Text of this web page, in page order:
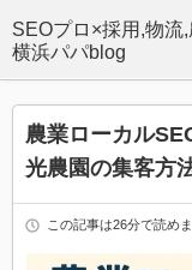
SEOプロ×採用,物流,
横浜パパblog
農業ローカル
光農園の集客方
この記事は26分で読め